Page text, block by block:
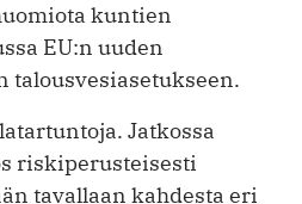
kuntien
EU:n uuden
Jatkossa
riskiperusteisesti
tavallaan kahdesta eri